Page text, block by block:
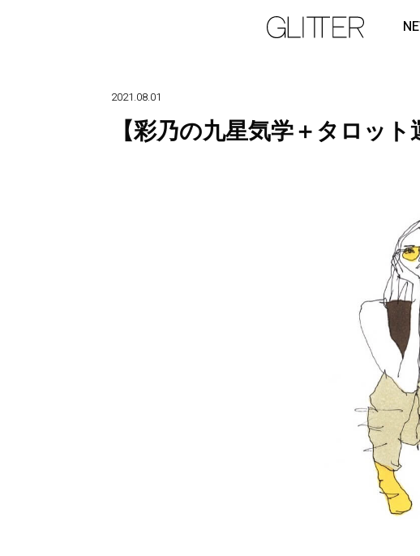
2021.08.01
【彩乃の九星気学＋タロッ